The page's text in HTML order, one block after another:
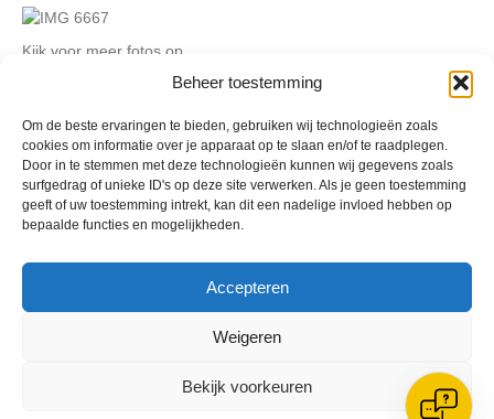
Beheer toestemming
Om de beste ervaringen te bieden, gebruiken wij technologieën zoals
cookies om informatie over je apparaat op te slaan en/of te raadplegen.
Door in te stemmen met deze technologieën kunnen wij gegevens zoals
surfgedrag of unieke ID's op deze site verwerken. Als je geen toestemming
geeft of uw toestemming intrekt, kan dit een nadelige invloed hebben op
bepaalde functies en mogelijkheden.
Accepteren
Weigeren
Bekijk voorkeuren
Kijk voor meer fotos op
https://www.facebook.com/media/set/?
set=a.844060272355689.1073742054.536452146449838&typ
e=1
Geplaatst inBerichten seizoen 2014-2015